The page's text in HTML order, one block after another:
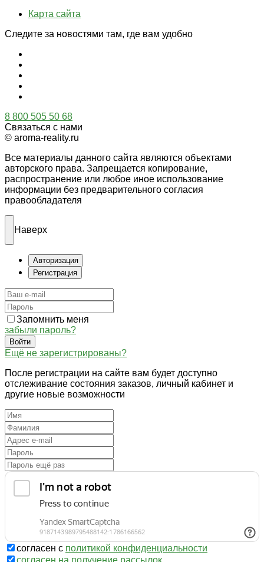
Карта сайта
Следите за новостями там, где вам удобно
8 800 505 50 68
Связаться с нами
© aroma-reality.ru
Все материалы данного сайта являются объектами
авторского права. Запрещается копирование,
распространение или любое иное использование
информации без предварительного согласия
правообладателя
Наверх
Авторизация
Регистрация
Запомнить меня
забыли пароль?
Войти
Ещё не зарегистрированы?
После регистрации на сайте вам будет доступно
отслеживание состояния заказов, личный кабинет и
другие новые возможности
согласен с политикой конфиденциальности
согласен на получение рассылок